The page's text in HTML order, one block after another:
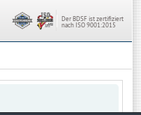
Der BDSF ist zertifiziert
nach ISO 9001:2015